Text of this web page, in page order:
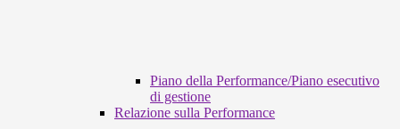
Piano della Performance/Piano esecutivo
di gestione
Relazione sulla Performance